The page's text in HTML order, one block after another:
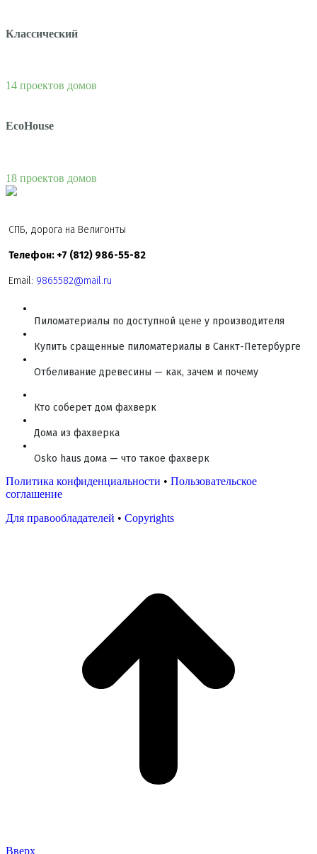
Классический
14 проектов домов
EcoHouse
18 проектов домов
СПБ, дорога на Велигонты
Телефон: +7 (812) 986-55-82
Email: 9865582@mail.ru
Пиломатериалы по доступной цене у производителя
Купить сращенные пиломатериалы в Санкт-Петербурге
Отбеливание древесины — как, зачем и почему
Кто соберет дом фахверк
Дома из фахверка
Osko haus дома — что такое фахверк
Политика конфиденциальности • Пользовательское
соглашение
Для правообладателей • Copyrights
Вверх